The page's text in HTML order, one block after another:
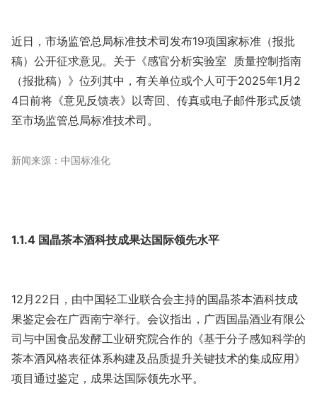
近日，市场监管总局标准技术司发布19项国家标准（报批
稿）公开征求意见。关于《感官分析实验室 质量控制指南
（报批稿）》位列其中，有关单位或个人可于2025年1月2
4日前将《意见反馈表》以寄回、传真或电子邮件形式反馈
至市场监管总局标准技术司。
新闻来源：中国标准化
1.1.4 国晶茶本酒科技成果达国际领先水平
12月22日，由中国轻工业联合会主持的国晶茶本酒科技成
果鉴定会在广西南宁举行。会议指出，广西国晶酒业有限公
司与中国食品发酵工业研究院合作的《基于分子感知科学的
茶本酒风格表征体系构建及品质提升关键技术的集成应用》
项目通过鉴定，成果达国际领先水平。